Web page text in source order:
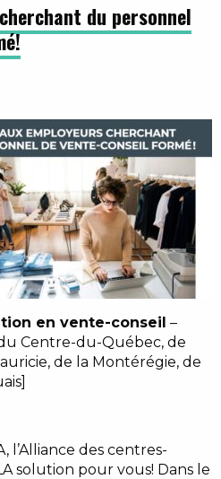
du personnel
en vente-conseil –
Centre-du-Québec, de
de la Montérégie, de
l’Alliance des centres-
solution pour vous! Dans le